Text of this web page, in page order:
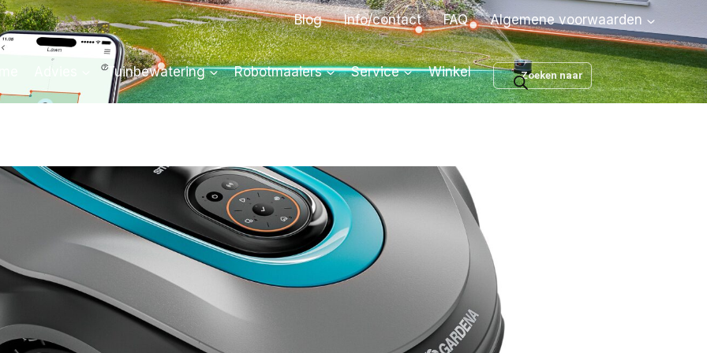
Blog Info/contact FAQ Algemene voorwaarden
Tuinbewatering Robotmaaiers Service Winkel
Producten
zoeken